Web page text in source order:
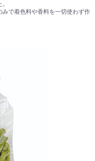
で着色料や香料を一切使わず作